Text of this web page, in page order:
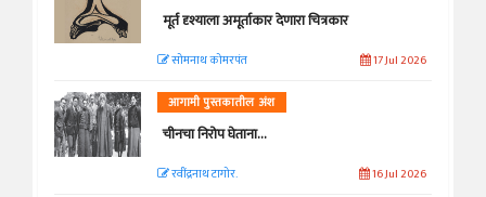
मूर्त दृश्याला अमूर्ताकार देणारा चित्रकार
सोमनाथ कोमरपंत 17 Jul 2026
आगामी पुस्तकातील अंश
चीनचा निरोप घेताना...
रवींद्रनाथ टागोर. 16 Jul 2026